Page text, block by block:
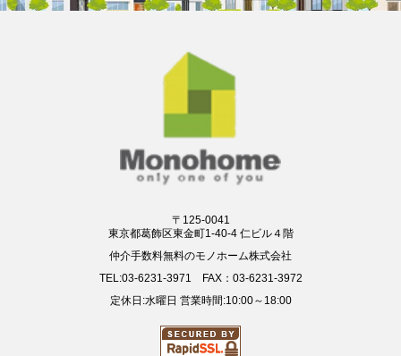
〒125-0041
東京都葛飾区東金町1-40-4 仁ビル４階
仲介手数料無料のモノホーム株式会社
TEL:03-6231-3971 FAX：03-6231-3972
定休日:水曜日 営業時間:10:00～18:00